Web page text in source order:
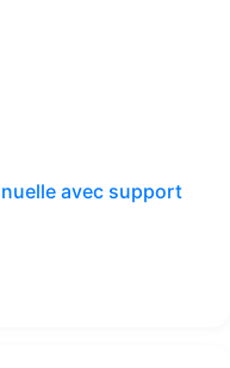
avec support